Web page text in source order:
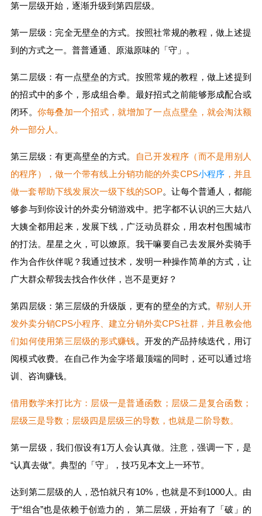
第一层级开始，逐渐升级到第四层级。
第一层级：完全无壁垒的方式。按照社常规的教程，做上述提
到的方式之一。普普通通、原滋原味的「守」。
第二层级：有一点壁垒的方式。按照常规的教程，做上述提到
的招式中的多个，形成组合拳。最好招式之前能够形成配合或
闭环。 你每叠加一个招式，就增加了一点点壁垒，就会淘汰额
外一部分人。
第三层级：有更高壁垒的方式。
自己开发程序（而不是用别人
的程序），做一个带有线上分销功能的外卖CPS小程序 ，并且
做一套帮助下线发展次一级下线的SOP。让每个普通人，都能
够参与到你设计的外卖分销游戏中。把字都不认识的三大姑八
大姨全都用起来，发展下线，广泛动员群众，用农村包围城市
的打法。星星之火，可以燎原。我干嘛要自己去发展外卖骑手
作为合作伙伴呢？我通过技术，发明一种操作简单的方式，让
广大群众帮我去找合作伙伴，岂不是更好？
第四层级：第三层级的升级版，更有的壁垒的方式。帮别人开
发外卖分销CPS小程序、建立分销外卖CPS社群，并且教会他
们如何使用第三层级的形式赚钱。开发的产品持续迭代，用订
阅模式收费。在自己作为金字塔最顶端的同时，还可以通过培
训、咨询赚钱。
借用数学来打比方：层级一是普通函数；层级二是复合函数；
层级三是导数；层级四是层级三的导数，也就是二阶导数。
第一层级，我们假设有1万人会认真做。注意，强调一下，是
“认真去做”。典型的「守」，技巧见本文上一环节。
达到第二层级的人，恐怕就只有10%，也就是不到1000人。由
于“组合”也是依赖于创造力的， 第二层级，开始有了「破」的